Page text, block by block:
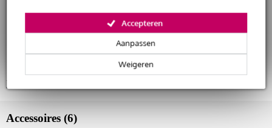
Weigeren
Aanpassen
Accepteren
- 15 kHz richtingskarakteristiek: cardioïde uitvoerimpedantie: 200
Ohm gevoeligheid: -57 dBV/Pa (1.45 mV) gewicht: 287 g
PGA57: type: dynamisch (moving coil) frequentierespons: 50 Hz
- 15 kHz richtingskarakteristiek: cardioïde uitvoerimpedantie: 150
Ohm gevoeligheid: -56.5 dBV/Pa (1.5 mV) gewicht: 280 g
Bekijk alle productspecificaties
Accessoires (6)